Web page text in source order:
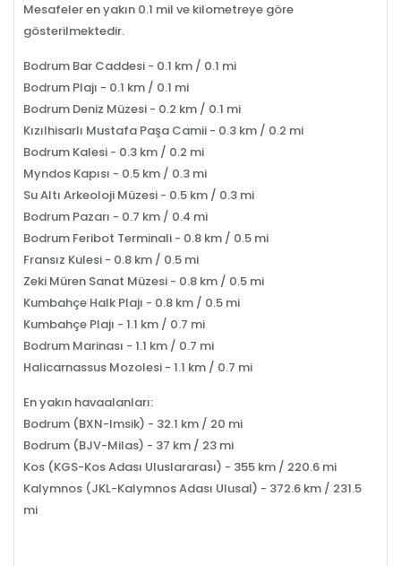
Mesafeler en yakın 0.1 mil ve kilometreye göre
gösterilmektedir.
Bodrum Bar Caddesi - 0.1 km / 0.1 mi
Bodrum Plajı - 0.1 km / 0.1 mi
Bodrum Deniz Müzesi - 0.2 km / 0.1 mi
Kızılhisarlı Mustafa Paşa Camii - 0.3 km / 0.2 mi
Bodrum Kalesi - 0.3 km / 0.2 mi
Myndos Kapısı - 0.5 km / 0.3 mi
Su Altı Arkeoloji Müzesi - 0.5 km / 0.3 mi
Bodrum Pazarı - 0.7 km / 0.4 mi
Bodrum Feribot Terminali - 0.8 km / 0.5 mi
Fransız Kulesi - 0.8 km / 0.5 mi
Zeki Müren Sanat Müzesi - 0.8 km / 0.5 mi
Kumbahçe Halk Plajı - 0.8 km / 0.5 mi
Kumbahçe Plajı - 1.1 km / 0.7 mi
Bodrum Marinası - 1.1 km / 0.7 mi
Halicarnassus Mozolesi - 1.1 km / 0.7 mi
En yakın havaalanları:
Bodrum (BXN-Imsik) - 32.1 km / 20 mi
Bodrum (BJV-Milas) - 37 km / 23 mi
Kos (KGS-Kos Adası Uluslararası) - 355 km / 220.6 mi
Kalymnos (JKL-Kalymnos Adası Ulusal) - 372.6 km / 231.5
mi